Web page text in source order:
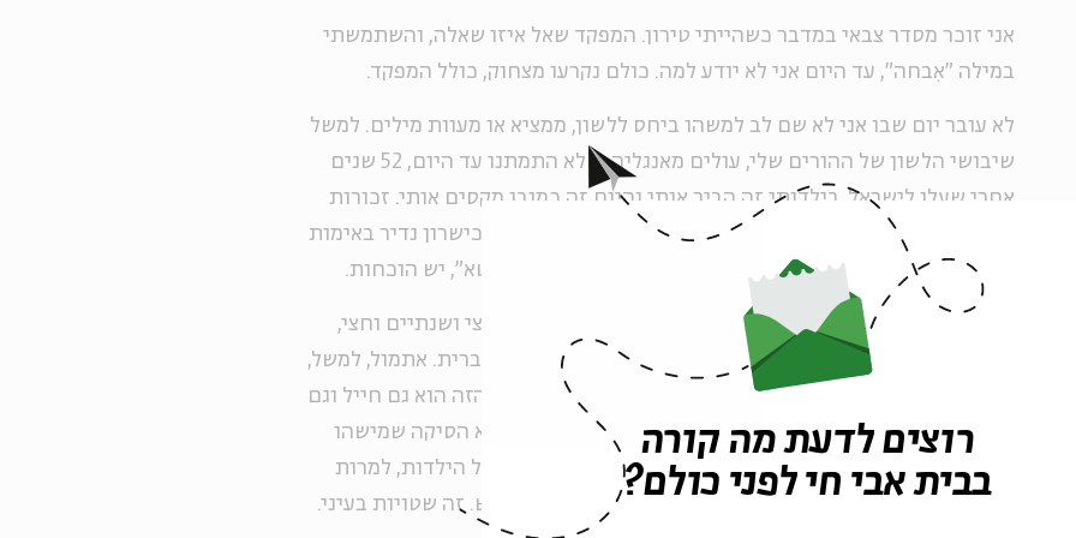
אני זוכר מסדר צבאי במדבר כשהייתי טירון. המפקד שאל איזו שאלה, והשתמשתי
במילה "אִבחה", עד היום אני לא יודע למה. כולם נקרעו מצחוק, כולל המפקד.
לא עובר יום שבו אני לא שם לב למשהו ביחס ללשון, ממציא או מעוות מילים. למשל
שיבושי הלשון של ההורים שלי, עולים מאנגליה, שלא התמתנו עד היום, 52 שנים
אחרי שעלו לישראל. בילדותי זה הביך אותי והיום זה כמובן מקסים אותי. זכורות
במיוחד גלויות שנשלחו מטיולים בעולם שבהן אבא שלי מפגין כישרון נדיר באימות
הקלישאה "לכתוב כיתה עם שבע שגיאות". הוא באמת כתב "קטא", יש הוכחות.
היום הגילוי היומיומי הוא השפה של הבנות שלי, בנות חמש וחצי ושנתיים וחצי,
שזה מרתק לראות איך הן בונות, ממציאות, משבשות ומבינות עברית. אתמול, למשל,
הבת שלי הסתכלה על איש שעובר ברחוב ואמרה, "אבא, האיש הזה הוא גם חייל וגם
כָּנָס." חקירה מאומצת פירשה את כוונתה – היתה לו כיפה, והיא הסיקה שמישהו
שהולך לבית כנסת נקרא כָּנָס. אני אוהב לאמץ את השיבושים של הילדות, למרות
שהרבה הורים טוענים שחובה לתקן כל טעות כדי שלא תשתרש. זה שטויות בעיני.
רוצים לדעת מה קורה
בבית אבי חי לפני כולם?